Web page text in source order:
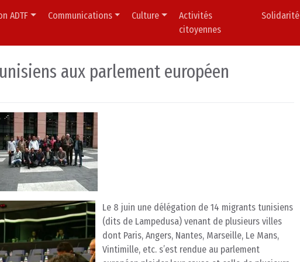
ADTF Communications Culture
Activités
citoyennes
Solidarité
aux parlement européen
Le 8 juin une délégation de 14 migrants tunisiens
(dits de Lampedusa) venant de plusieurs villes
dont Paris, Angers, Nantes, Marseille, Le Mans,
Vintimille, etc. s’est rendue au parlement